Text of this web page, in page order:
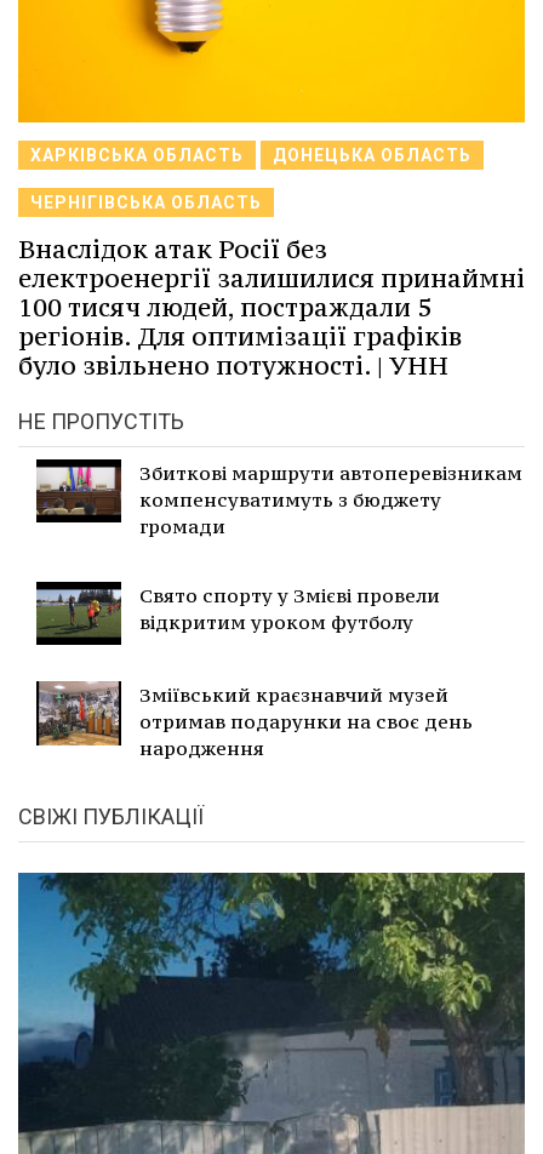
ХАРКІВСЬКА ОБЛАСТЬ ДОНЕЦЬКА ОБЛАСТЬ
ЧЕРНІГІВСЬКА ОБЛАСТЬ
Внаслідок атак Росії без
електроенергії залишилися принаймні
100 тисяч людей, постраждали 5
регіонів. Для оптимізації графіків
було звільнено потужності. | УНН
НЕ ПРОПУСТІТЬ
Збиткові маршрути автоперевізникам
компенсуватимуть з бюджету
громади
Свято спорту у Змієві провели
відкритим уроком футболу
Зміївський краєзнавчий музей
отримав подарунки на своє день
народження
СВІЖІ ПУБЛІКАЦІЇ